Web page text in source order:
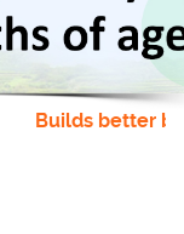
Builds better